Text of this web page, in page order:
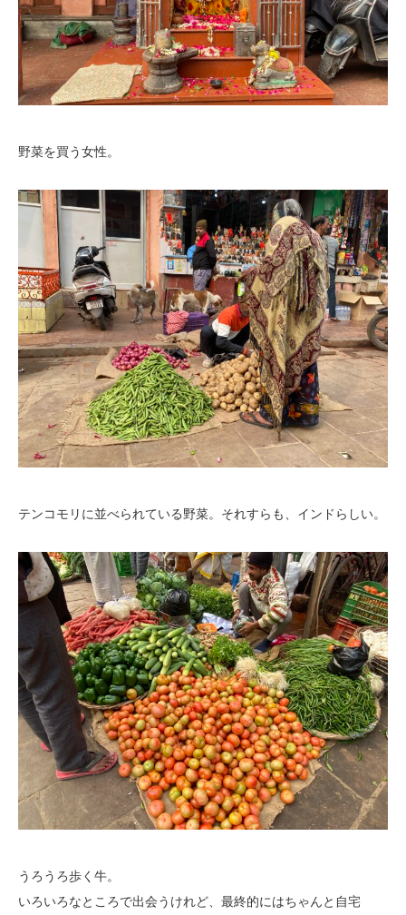
野菜を買う女性。
テンコモリに並べられている野菜。それすらも、インドらしい。
うろうろ歩く牛。
いろいろなところで出会うけれど、最終的にはちゃんと自宅